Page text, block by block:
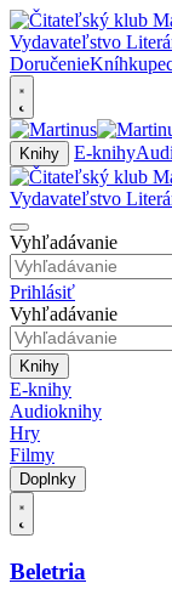
Doručenie
Knihy E-knihy
Vyhľadávanie
Prihlásiť
Vyhľadávanie
Knihy
E-knihy
Audioknihy
Hry
Filmy
Doplnky
Beletria